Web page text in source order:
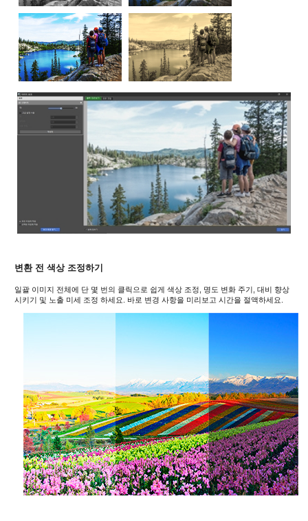
변환 전 색상 조정하기
일괄 이미지 전체에 단 몇 번의 클릭으로 쉽게 색상 조정, 명도 변화 주기, 대비 향상
시키기 및 노출 미세 조정 하세요. 바로 변경 사항을 미리보고 시간을 절액하세요.